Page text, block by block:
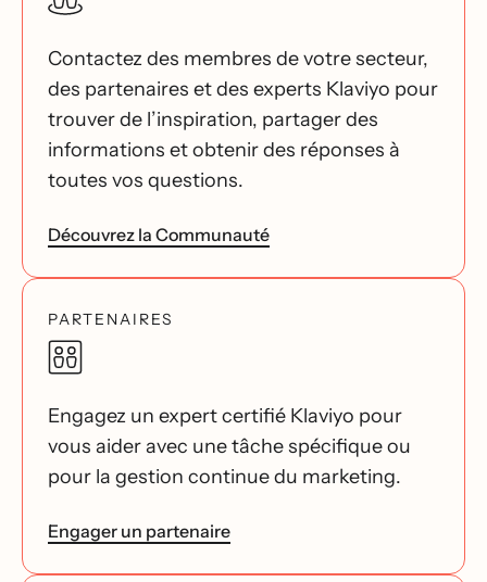
Contactez des membres de votre secteur,
des partenaires et des experts Klaviyo pour
trouver de l’inspiration, partager des
informations et obtenir des réponses à
toutes vos questions.
Découvrez la Communauté
PARTENAIRES
Engagez un expert certifié Klaviyo pour
vous aider avec une tâche spécifique ou
pour la gestion continue du marketing.
Engager un partenaire